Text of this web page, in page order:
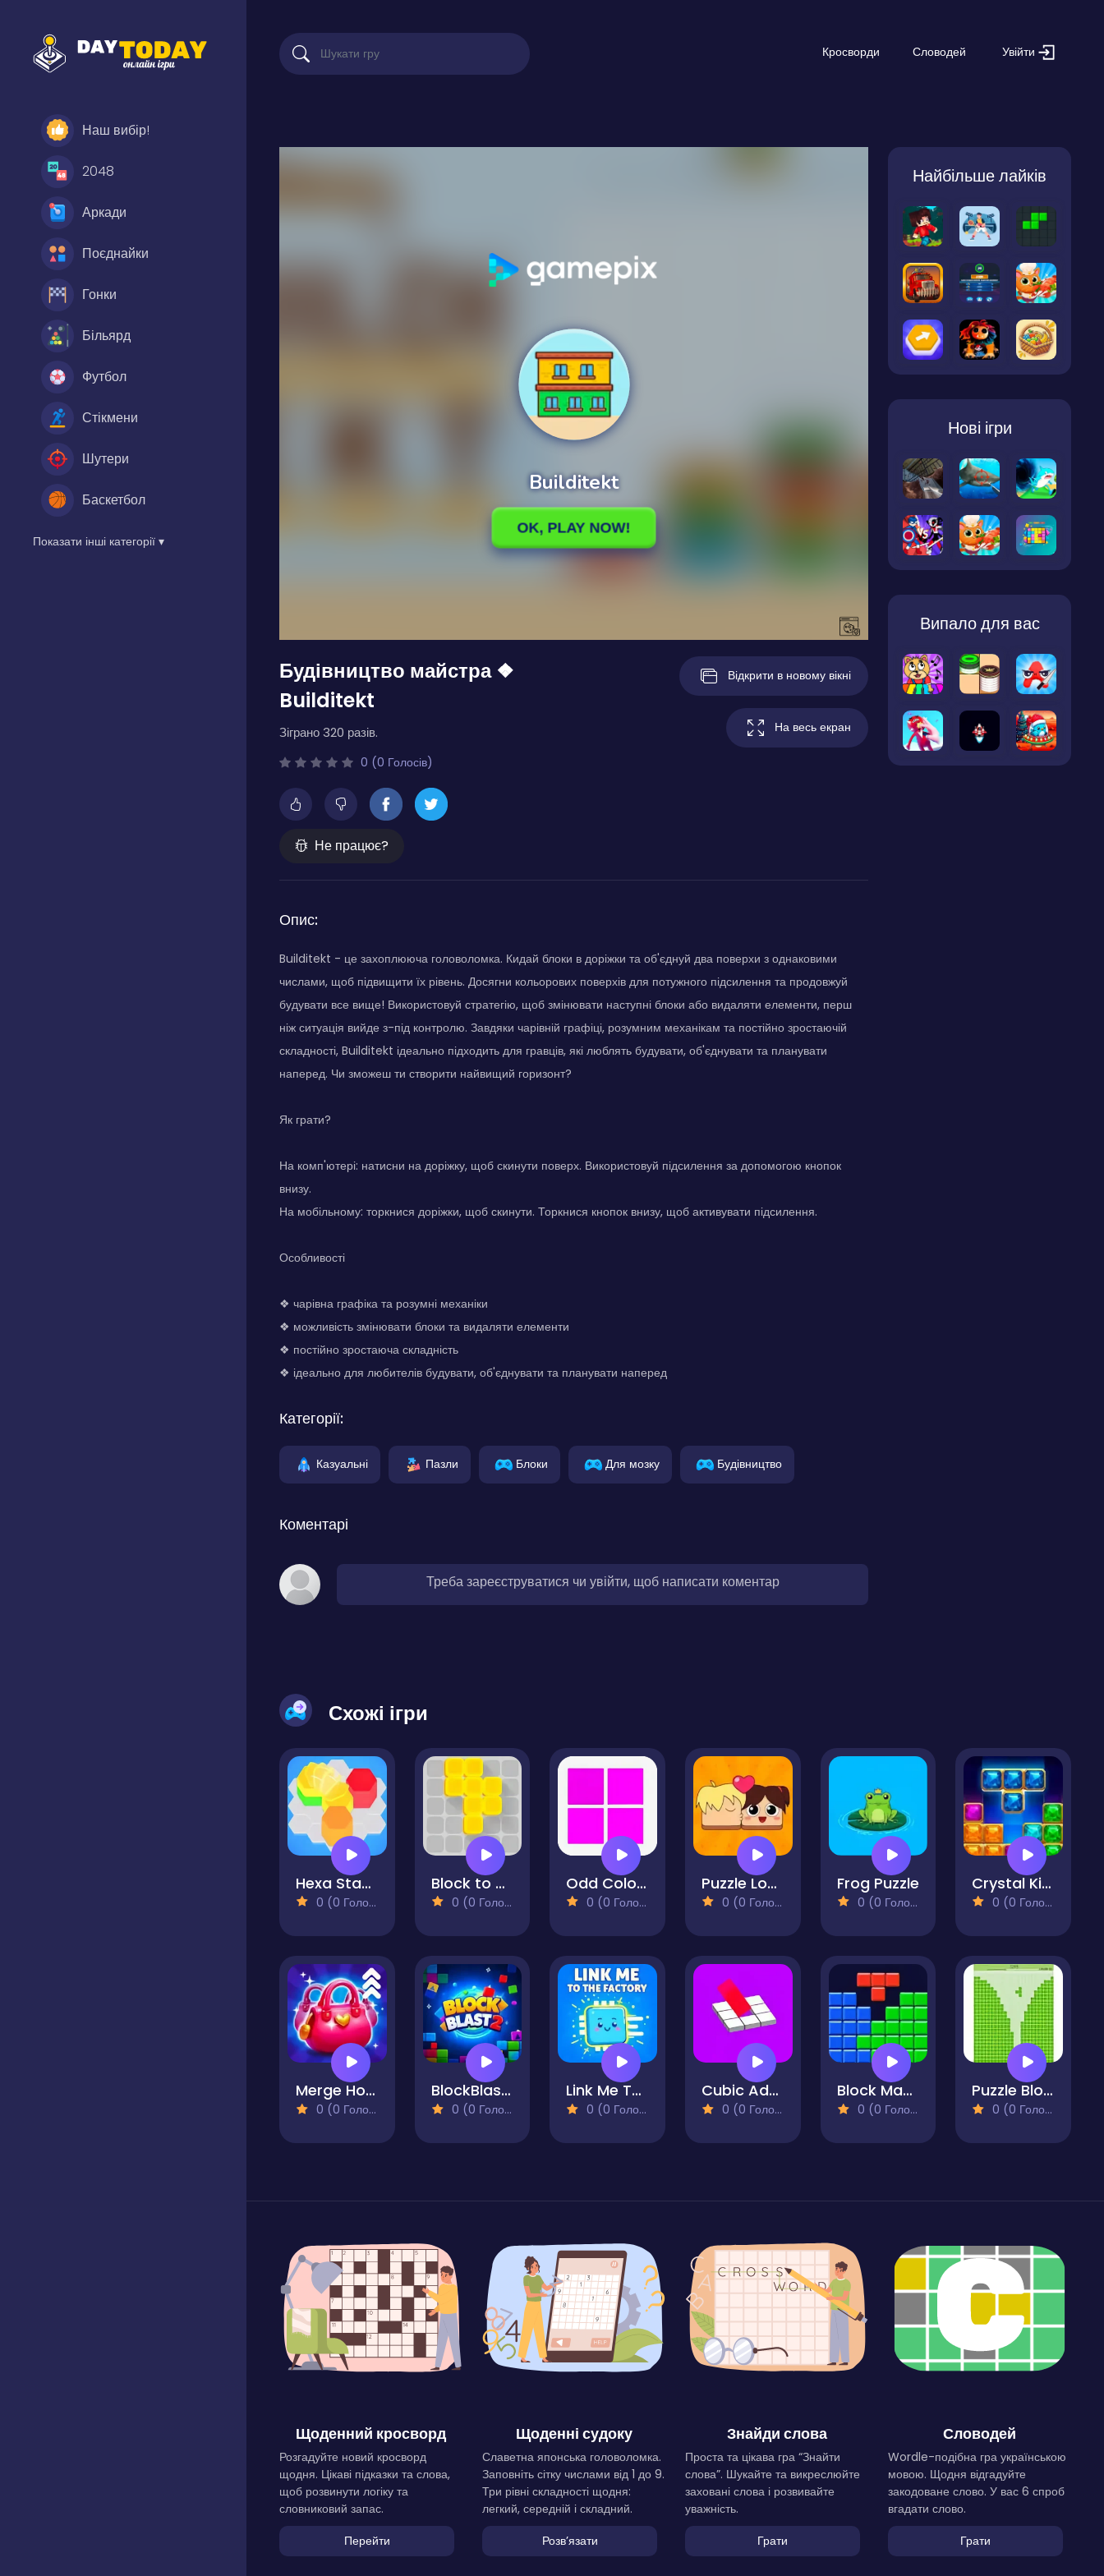
Наш вибір!
2048
Аркади
Поєднайки
Гонки
Більярд
Футбол
Стікмени
Шутери
Баскетбол
Показати інші категорії ▾
Кросворди Словодей Увійти
Будівництво майстра ❖
Builditekt
Зіграно 320 разів.
0 (0 Голосів)
Не працює?
Відкрити в новому вікні
На весь екран
Опис:
Builditekt - це захоплююча головоломка. Кидай блоки в доріжки та об'єднуй два поверхи з однаковими
числами, щоб підвищити їх рівень. Досягни кольорових поверхів для потужного підсилення та продовжуй
будувати все вище! Використовуй стратегію, щоб змінювати наступні блоки або видаляти елементи, перш
ніж ситуація вийде з-під контролю. Завдяки чарівній графіці, розумним механікам та постійно зростаючій
складності, Builditekt ідеально підходить для гравців, які люблять будувати, об'єднувати та планувати
наперед. Чи зможеш ти створити найвищий горизонт?
Як грати?
На комп'ютері: натисни на доріжку, щоб скинути поверх. Використовуй підсилення за допомогою кнопок
внизу.
На мобільному: торкнися доріжки, щоб скинути. Торкнися кнопок внизу, щоб активувати підсилення.
Особливості
❖ чарівна графіка та розумні механіки
❖ можливість змінювати блоки та видаляти елементи
❖ постійно зростаюча складність
❖ ідеально для любителів будувати, об'єднувати та планувати наперед
Категорії:
Казуальні Пазли Блоки Для мозку Будівництво
Коментарі
Треба зареєструватися чи увійти, щоб написати коментар
Найбільше лайків
Нові ігри
Випало для вас
Схожі ігри
Hexa Stack Sort
0 (0 Голосів)
Block to Block - Puzzle
0 (0 Голосів)
Odd Color Out
0 (0 Голосів)
Puzzle Love
0 (0 Голосів)
Frog Puzzle
0 (0 Голосів)
Crystal Kingdom
0 (0 Голосів)
Merge Home Mania
0 (0 Голосів)
BlockBlast2
0 (0 Голосів)
Link Me To The Factory
0 (0 Голосів)
Cubic Adventure Don't Fall
0 (0 Голосів)
Block Master - Super Puzzle
0 (0 Голосів)
Puzzle Block Plunge
0 (0 Голосів)
Щоденний кросворд
Розгадуйте новий кросворд
щодня. Цікаві підказки та слова,
щоб розвинути логіку та
словниковий запас.
Перейти
Щоденні судоку
Славетна японська головоломка.
Заповніть сітку числами від 1 до 9.
Три рівні складності щодня:
легкий, середній і складний.
Розвʼязати
Знайди слова
Проста та цікава гра “Знайти
слова”. Шукайте та викреслюйте
заховані слова і розвивайте
уважність.
Грати
Словодей
Wordle-подібна гра українською
мовою. Щодня відгадуйте
закодоване слово. У вас 6 спроб
вгадати слово.
Грати